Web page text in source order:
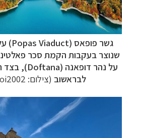
גשר פופאס (Popas Viaduct
)
שנוצר בעקבות הקמת סכר
על נהר דופאנה (Doftana), בצד
לבראשוב (צילום:
תכנוןטיולים למדינות
תכנוןטיולים לצפון אמריקה
קרוזים והפלגות נופשלחצו